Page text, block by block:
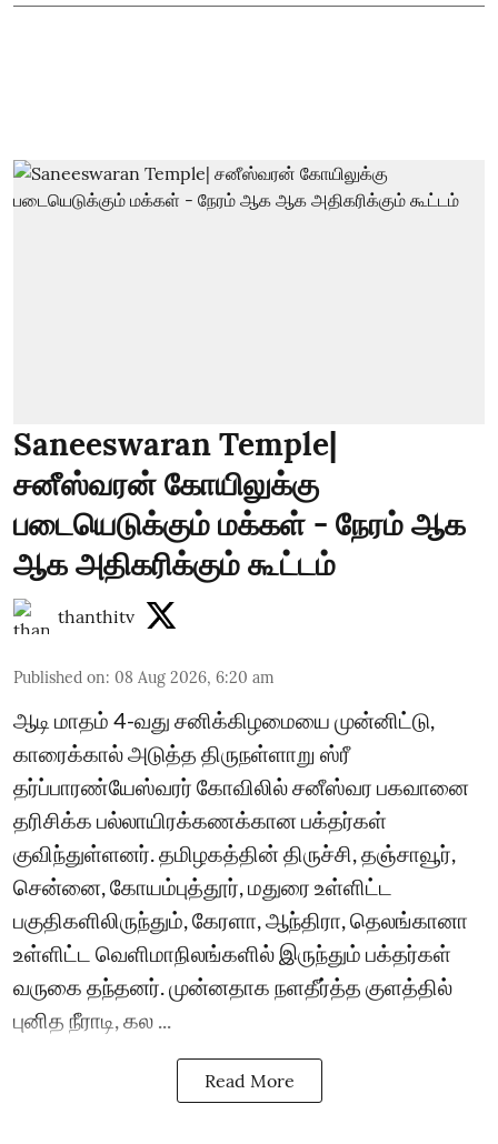
Saneeswaran Temple|
சனீஸ்வரன் கோயிலுக்கு
படையெடுக்கும் மக்கள் - நேரம் ஆக
ஆக அதிகரிக்கும் கூட்டம்
thanthitv
Published on: 08 Aug 2026, 6:20 am
ஆடி மாதம் 4-வது சனிக்கிழமையை முன்னிட்டு,
காரைக்கால் அடுத்த திருநள்ளாறு ஸ்ரீ
தர்ப்பாரண்யேஸ்வரர் கோவிலில் சனீஸ்வர பகவானை
தரிசிக்க பல்லாயிரக்கணக்கான பக்தர்கள்
குவிந்துள்ளனர். தமிழகத்தின் திருச்சி, தஞ்சாவூர்,
சென்னை, கோயம்புத்தூர், மதுரை உள்ளிட்ட
பகுதிகளிலிருந்தும், கேரளா, ஆந்திரா, தெலங்கானா
உள்ளிட்ட வெளிமாநிலங்களில் இருந்தும் பக்தர்கள்
வருகை தந்தனர். முன்னதாக நளதீர்த்த குளத்தில்
புனித நீராடி, கல ...
Read More